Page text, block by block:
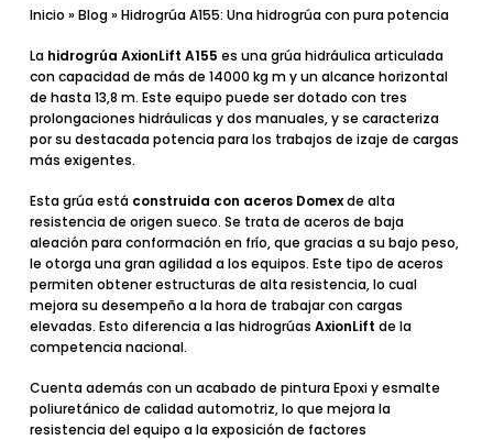
Inicio »Blog»Hidrogrúa A155: Una hidrogrúa con pura potencia
La hidrogrúa AxionLift A155 es una grúa hidráulica articulada
con capacidad de más de 14000 kg m y un alcance horizontal
de hasta 13,8 m. Este equipo puede ser dotado con tres
prolongaciones hidráulicas y dos manuales, y se caracteriza
por sudestacada potenciapara los trabajos de izaje de cargas
más exigentes.
Esta grúa está construida con aceros Domexde alta
resistencia de origen sueco. Se trata de aceros de baja
aleación para conformación en frío, que gracias a su bajo peso,
le otorga unagran agilidada los equipos. Este tipo de aceros
permiten obtener estructuras de alta resistencia, lo cual
mejora su desempeño a la hora de trabajar con cargas
elevadas. Esto diferencia a las hidrogrúas AxionLift de la
competencia nacional.
Cuenta además con un acabado de pintura Epoxi y esmalte
poliuretánico de calidad automotriz, lo que mejora la
resistencia del equipo a la exposición de factores